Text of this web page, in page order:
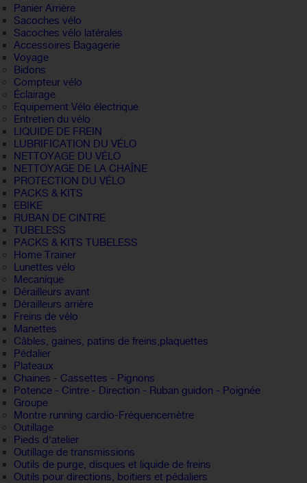
Panier Arrière
Sacoches vélo
Sacoches vélo latérales
Accessoires Bagagerie
Voyage
Bidons
Compteur vélo
Éclairage
Equipement Vélo électrique
Entretien du vélo
LIQUIDE DE FREIN
LUBRIFICATION DU VÉLO
NETTOYAGE DU VÉLO
NETTOYAGE DE LA CHAÎNE
PROTECTION DU VÉLO
PACKS & KITS
EBIKE
RUBAN DE CINTRE
TUBELESS
PACKS & KITS TUBELESS
Home Trainer
Lunettes vélo
Mecanique
Dérailleurs avant
Dérailleurs arrière
Freins de vélo
Manettes
Câbles, gaines, patins de freins,plaquettes
Pédalier
Plateaux
Chaines - Cassettes - Pignons
Potence - Cintre - Direction - Ruban guidon - Poignée
Groupe
Montre running cardio-Fréquencemètre
Outillage
Pieds d'atelier
Outillage de transmissions
Outils de purge, disques et liquide de freins
Outils pour directions, boitiers et pédaliers